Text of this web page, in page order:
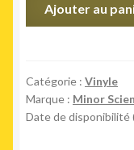
Ajouter au
Catégorie : Vinyle
Marque : Minor
Date de disponibilité